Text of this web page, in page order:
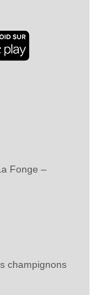
Fonge –
champignons